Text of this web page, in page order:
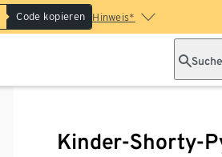
Code kopieren Hinweis*
Suche
Kinder-Shorty-